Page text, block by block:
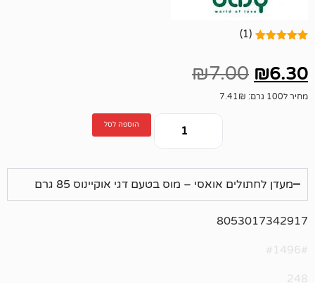
₪
הוספה לסל
אואסי – מוס בטעם דגי אוקיינוס 85 גרם